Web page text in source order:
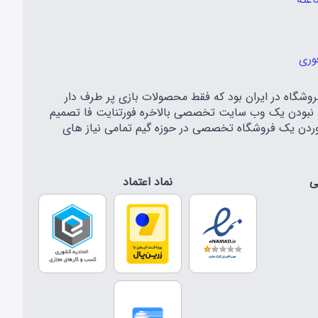
مهر سال ۱۳۹۷ شروع به کار کرد و اولین فروشگاه در ایران بود که فقط محصولات بازی پر طرف دار
گیمری ایران و موجود نبودن یک وب سایت تخصصی بالاخره فورتنایت فا تصمیم
یک فروشگاه تخصصی در حوزه گیم تمامی نیاز های
نماد اعتماد